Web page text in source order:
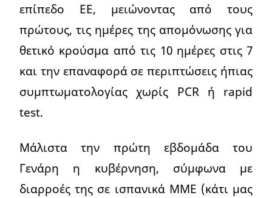
επίπεδο ΕΕ, μειώνοντας από τους
πρώτους, τις ημέρες της απομόνωσης για
θετικό κρούσμα από τις 10 ημέρες στις 7
και την επαναφορά σε περιπτώσεις ήπιας
συμπτωματολογίας χωρίς PCR ή rapid
test.
Μάλιστα την πρώτη εβδομάδα του
Γενάρη η κυβέρνηση, σύμφωνα με
διαρροές της σε ισπανικά ΜΜΕ (κάτι μας